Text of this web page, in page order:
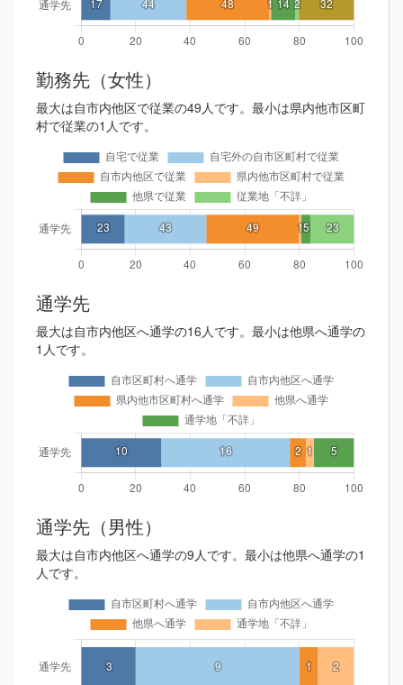
勤務先（女性）
最大は自市内他区で従業の49人です。最小は県内他市区町
村で従業の1人です。
通学先
最大は自市内他区へ通学の16人です。最小は他県へ通学の
1人です。
通学先（男性）
最大は自市内他区へ通学の9人です。最小は他県へ通学の1
人です。